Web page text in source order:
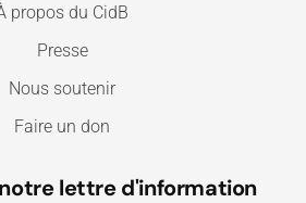
propos du CidB
Presse
Nous soutenir
Faire un don
lettre d'information